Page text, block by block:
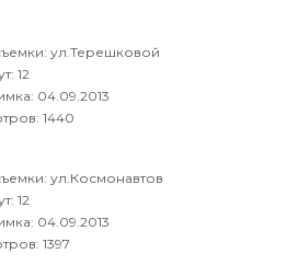
ул.Терешковой
12
04.09.2013
1440
ул.Космонавтов
12
04.09.2013
1397